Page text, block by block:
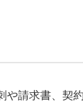
請求書、契